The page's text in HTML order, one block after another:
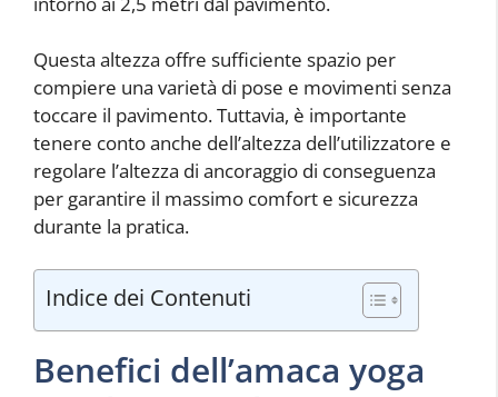
Questa altezza offre sufficiente spazio per
compiere una varietà di pose e movimenti senza
toccare il pavimento. Tuttavia, è importante
tenere conto anche dell’altezza dell’utilizzatore e
regolare l’altezza di ancoraggio di conseguenza
per garantire il massimo comfort e sicurezza
durante la pratica.
Indice dei Contenuti
Benefici dell’amaca yoga